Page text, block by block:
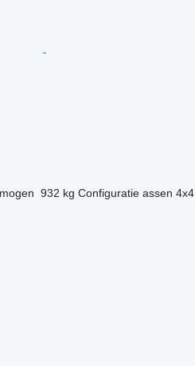
932 kg Configuratie assen 4x4